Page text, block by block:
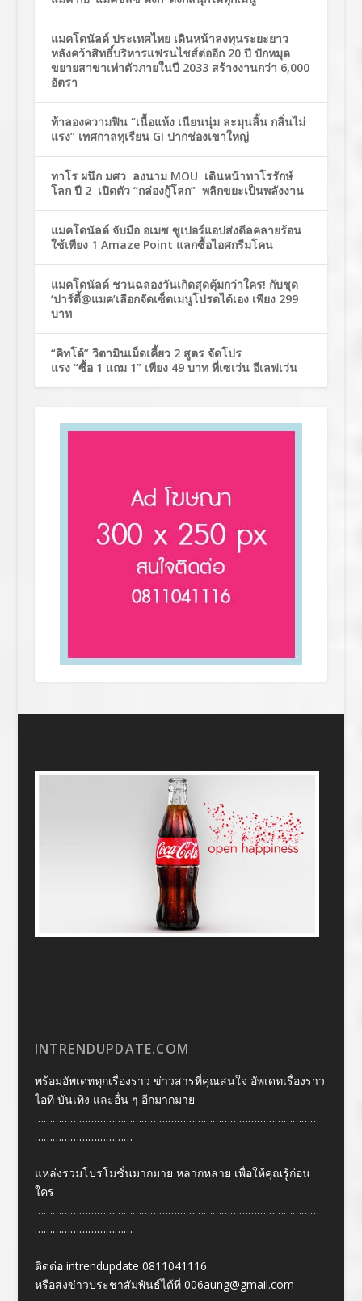
แมคโดนัลด์ ประเทศไทย เดินหน้าลงทุนระยะยาว
หลังคว้าสิทธิ์บริหารแฟรนไชส์ต่ออีก 20 ปี ปักหมุด
ขยายสาขาเท่าตัวภายในปี 2033 สร้างงานกว่า 6,000
อัตรา
ท้าลองความฟิน “เนื้อแห้ง เนียนนุ่ม ละมุนลิ้น กลิ่นไม่
แรง” เทศกาลทุเรียน GI ปากช่องเขาใหญ่
ทาโร ผนึก มศว ลงนาม MOU เดินหน้าทาโรรักษ์
โลก ปี 2 เปิดตัว “กล่องกู้โลก” พลิกขยะเป็นพลังงาน
แมคโดนัลด์ จับมือ อเมซ ซูเปอร์แอปส่งดีลคลายร้อน
ใช้เพียง 1 Amaze Point แลกซื้อไอศกรีมโคน
แมคโดนัลด์ ชวนฉลองวันเกิดสุดคุ้มกว่าใคร! กับชุด
‘ปาร์ตี้@แมค’เลือกจัดเซ็ตเมนูโปรดได้เอง เพียง 299
บาท
“คิทโด้” วิตามินเม็ดเคี้ยว 2 สูตร จัดโปร
แรง “ซื้อ 1 แถม 1” เพียง 49 บาท ที่เซเว่น อีเลฟเว่น
INTRENDUPDATE.COM
พร้อมอัพเดททุกเรื่องราว ข่าวสารที่คุณสนใจ อัพเดทเรื่องราว
ไอที บันเทิง และอื่น ๆ อีกมากมาย
……………………………………………………………………………………
……………………………
แหล่งรวมโปรโมชั่นมากมาย หลากหลาย เพื่อให้คุณรู้ก่อน
ใคร
……………………………………………………………………………………
……………………………
ติดต่อ intrendupdate 0811041116
หรือส่งข่าวประชาสัมพันธ์ได้ที่ 006aung@gmail.com